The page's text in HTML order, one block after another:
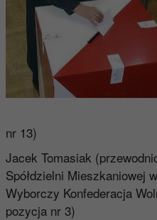
nr 13)
Jacek Tomasiak
Spółdzielni Mieszkaniowej
Wyborczy Konfederacja
pozycja nr 3)